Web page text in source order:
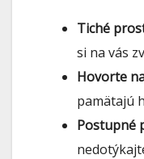
Tiché
si na vás
Hovorte
pamätajú
Postupné